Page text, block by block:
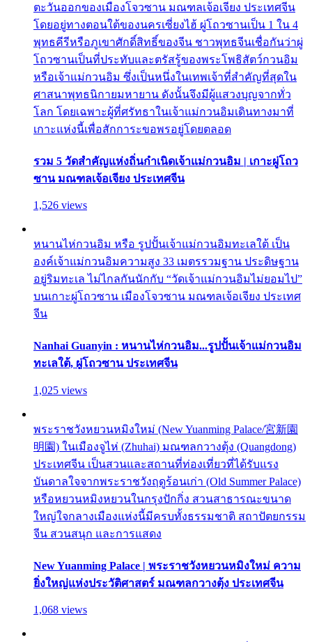
ตะวันออกของเมืองโจวซาน มณฑลเจ้อเจียง ประเทศจีน
โดยอยู่ทางตอนใต้ของนครเซี่ยงไฮ้ ผู่โถวซานเป็น 1 ใน 4
พุทธคีรีหรือภูเขาศักดิ์สิทธิ์ของจีน ชาวพุทธจีนเชื่อกันว่าผู่
โถวซานเป็นที่ประทับและตรัสรู้ของพระโพธิสัตว์กวนอิม
หรือเจ้าแม่กวนอิม ซึ่งเป็นหนึ่งในเทพเจ้าที่สำคัญที่สุดใน
ศาสนาพุทธนิกายมหายาน ดังนั้นจึงมีผู้แสวงบุญจากทั่ว
โลก โดยเฉพาะผู้ที่ศรัทธาในเจ้าแม่กวนอิมเดินทางมาที่
เกาะแห่งนี้เพื่อสักการะขอพรอยู่โดยตลอด
รวม 5 วัดสำคัญแห่งถิ่นกำเนิดเจ้าแม่กวนอิม | เกาะผู่โถว
ซาน มณฑลเจ้อเจียง ประเทศจีน
1,526 views
หนานไห่กวนอิม หรือ รูปปั้นเจ้าแม่กวนอิมทะเลใต้ เป็น
องค์เจ้าแม่กวนอิมความสูง 33 เมตรรวมฐาน ประดิษฐาน
อยู่ริมทะเล ไม่ไกลกันนักกับ “วัดเจ้าแม่กวนอิมไม่ยอมไป”
บนเกาะผู่โถวซาน เมืองโจวซาน มณฑลเจ้อเจียง ประเทศ
จีน
Nanhai Guanyin : หนานไห่กวนอิม...รูปปั้นเจ้าแม่กวนอิม
ทะเลใต้, ผู่โถวซาน ประเทศจีน
1,025 views
พระราชวังหยวนหมิงใหม่ (New Yuanming Palace/宮新園
明園) ในเมืองจูไห่ (Zhuhai) มณฑลกวางตุ้ง (Quangdong)
ประเทศจีน เป็นสวนและสถานที่ท่องเที่ยวที่ได้รับแรง
บันดาลใจจากพระราชวังฤดูร้อนเก่า (Old Summer Palace)
หรือหยวนหมิงหยวนในกรุงปักกิ่ง สวนสาธารณะขนาด
ใหญ่ใจกลางเมืองแห่งนี้มีครบทั้งธรรมชาติ สถาปัตยกรรม
จีน สวนสนุก และการแสดง
New Yuanming Palace | พระราชวังหยวนหมิงใหม่ ความ
ยิ่งใหญ่แห่งประวัติศาสตร์ มณฑลกวางตุ้ง ประเทศจีน
1,068 views